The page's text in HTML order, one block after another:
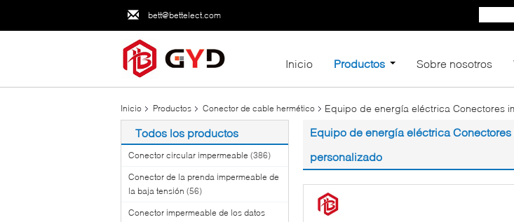
bett@bettelect.com
Inicio Productos Sobre nosotros
Inicio Productos Conector de cable hermético Equipo de energía eléctrica Conectores
Todos los productos
Conector circular impermeable (386)
Conector de la prenda impermeable de
la baja tensión (56)
Conector impermeable de los datos
Equipo de energía eléctrica
personalizado